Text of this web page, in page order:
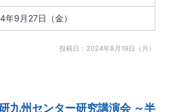
年9月27日（金）
投稿日：2024年8月19日（月）
九州センター研究講演会 ～半